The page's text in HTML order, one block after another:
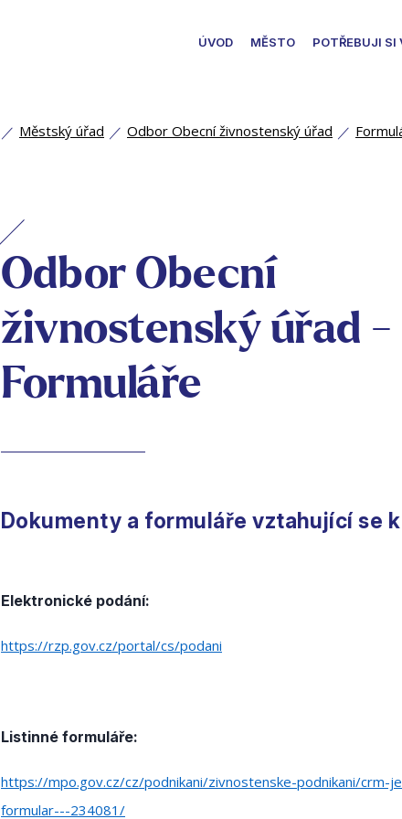
ÚVOD MĚSTO POTŘEBUJI SI
Městský úřad Odbor Obecní živnostenský úřad
Odbor Obecní
živnostenský úřad -
Formuláře
Dokumenty a formuláře vztahující se
Elektronické podání:
https://rzp.gov.cz/portal/cs/podani
Listinné formuláře:
https://mpo.gov.cz/cz/podnikani/zivnostenske-podnikani/
formular---234081/